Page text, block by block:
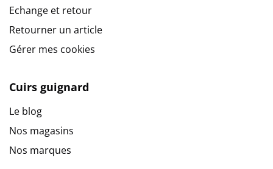
Echange et retour
Retourner un article
Gérer mes cookies
Cuirs guignard
Le blog
Nos magasins
Nos marques